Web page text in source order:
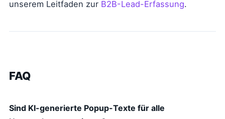
unserem Leitfaden zur B2B-Lead-Erfassung.
FAQ
Sind KI-generierte Popup-Texte für alle